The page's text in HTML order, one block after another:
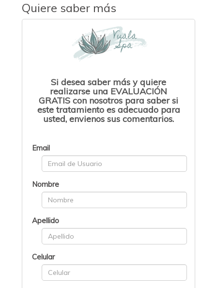
Quiere saber más
Si desea saber más y quiere
realizarse una EVALUACIÓN
GRATIS con nosotros para saber si
este tratamiento es adecuado para
usted, envienos sus comentarios.
Email
Nombre
Apellido
Celular